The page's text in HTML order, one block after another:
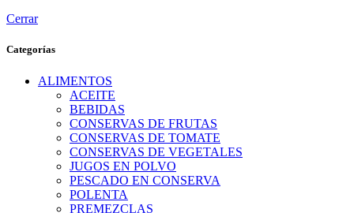
Cerrar
Categorías
ALIMENTOS
ACEITE
BEBIDAS
CONSERVAS DE FRUTAS
CONSERVAS DE TOMATE
CONSERVAS DE VEGETALES
JUGOS EN POLVO
PESCADO EN CONSERVA
POLENTA
PREMEZCLAS